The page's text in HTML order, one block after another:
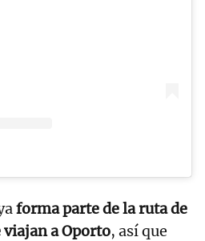
forma parte de la ruta de
a Oporto, así que